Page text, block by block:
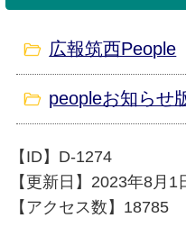
広報筑西People
peopleお知らせ
【ID】 D-1274
【更新日】 2023年8月1
【アクセス数】 18785